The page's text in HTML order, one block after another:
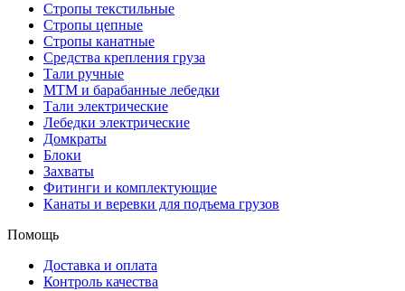
Стропы текстильные
Стропы цепные
Стропы канатные
Средства крепления груза
Тали ручные
МТМ и барабанные лебедки
Тали электрические
Лебедки электрические
Домкраты
Блоки
Захваты
Фитинги и комплектующие
Канаты и веревки для подъема грузов
Помощь
Доставка и оплата
Контроль качества